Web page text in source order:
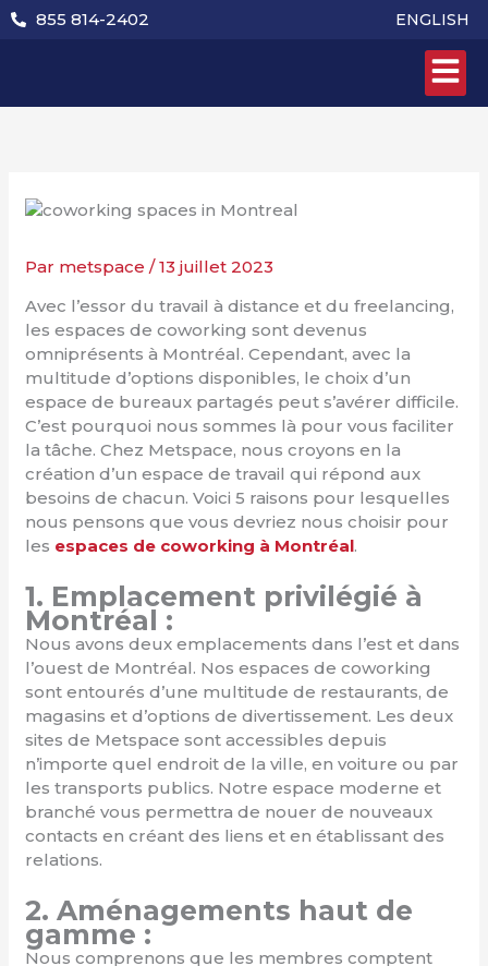
Aller
au
855 814-2402 ENGLISH
Par metspace/13 juillet 2023
Avec l’essor du travail à distance et du freelancing,
les espaces de coworking sont devenus
omniprésents à Montréal. Cependant, avec la
multitude d’options disponibles, le choix d’un
espace de bureaux partagés peut s’avérer difficile.
C’est pourquoi nous sommes là pour vous faciliter
la tâche. Chez Metspace, nous croyons en la
création d’un espace de travail qui répond aux
besoins de chacun. Voici 5 raisons pour lesquelles
nous pensons que vous devriez nous choisir pour
les espaces de coworking à Montréal.
1. Emplacement privilégié à
Montréal :
Nous avons deux emplacements dans l’est et dans
l’ouest de Montréal. Nos espaces de coworking
sont entourés d’une multitude de restaurants, de
magasins et d’options de divertissement. Les deux
sites de Metspace sont accessibles depuis
n’importe quel endroit de la ville, en voiture ou par
les transports publics. Notre espace moderne et
branché vous permettra de nouer de nouveaux
contacts en créant des liens et en établissant des
relations.
2. Aménagements haut de
gamme :
Nous comprenons que les membres comptent